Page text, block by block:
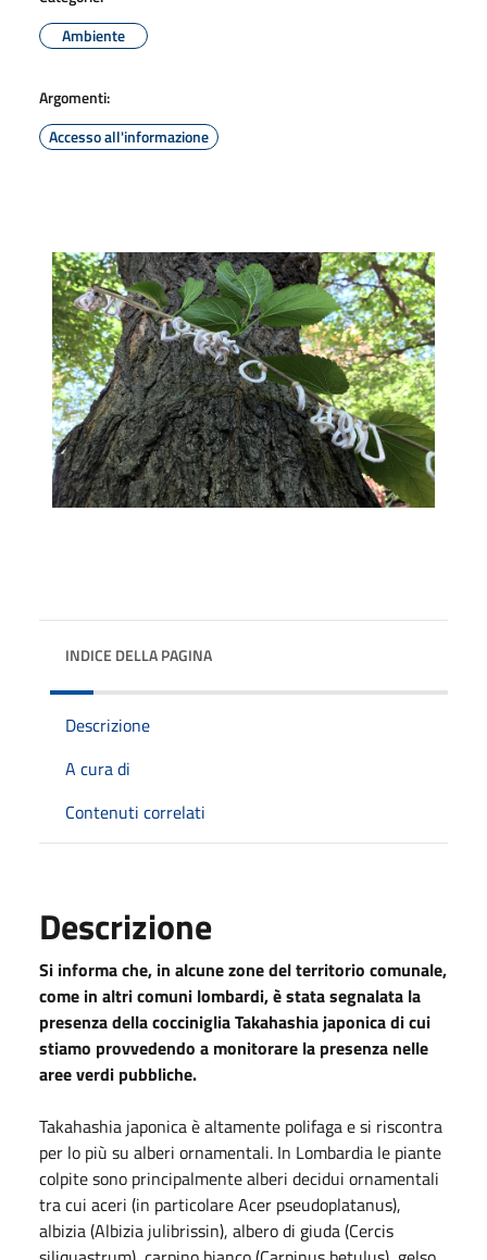
Ambiente
Argomenti:
Accesso all'informazione
INDICE DELLA PAGINA
Descrizione
A cura di
Contenuti correlati
Descrizione
Si informa che, in alcune zone del territorio comunale,
come in altri comuni lombardi, è stata segnalata la
presenza della cocciniglia Takahashia japonica di cui
stiamo provvedendo a monitorare la presenza nelle
aree verdi pubbliche.
Takahashia japonica è altamente polifaga e si riscontra
per lo più su alberi ornamentali. In Lombardia le piante
colpite sono principalmente alberi decidui ornamentali
tra cui aceri (in particolare Acer pseudoplatanus),
albizia (Albizia julibrissin), albero di giuda (Cercis